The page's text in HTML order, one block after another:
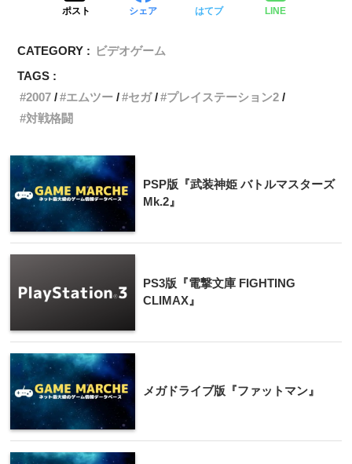
ポスト シェア はてブ LINE
CATEGORY : ビデオゲーム
TAGS :
2007
エムツー セガ
プレイステーション2
対戦格闘
PSP版『武装神姫 バトルマスターズ
Mk.2』
PS3版『電撃文庫 FIGHTING
CLIMAX』
メガドライブ版『ファットマン』